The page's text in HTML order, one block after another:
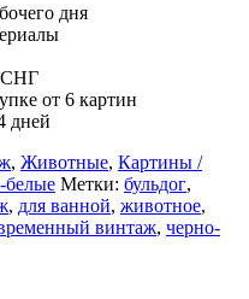
дня
СНГ
от 6 картин
дней
, Животные, Картины /
белые Метки: бульдог,
, для ванной, животное,
винтаж, черно-